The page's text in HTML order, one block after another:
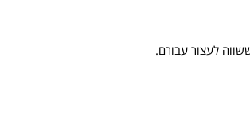
לעצור עבורם.